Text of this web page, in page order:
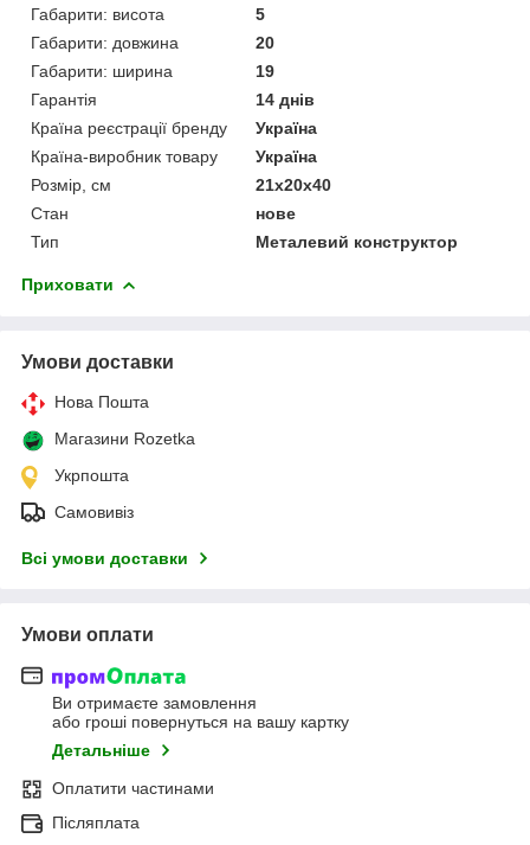
Габарити: висота
5
Габарити: довжина
20
Габарити: ширина
19
Гарантія
14 днів
Країна реєстрації бренду
Україна
Країна-виробник товару
Україна
Розмір, см
21х20х40
Стан
нове
Тип
Металевий конструктор
Приховати
Умови доставки
Нова Пошта
Магазини Rozetka
Укрпошта
Самовивіз
Всі умови доставки
Умови оплати
Ви отримаєте замовлення
або гроші повернуться на вашу картку
Детальніше
Оплатити частинами
Післяплата